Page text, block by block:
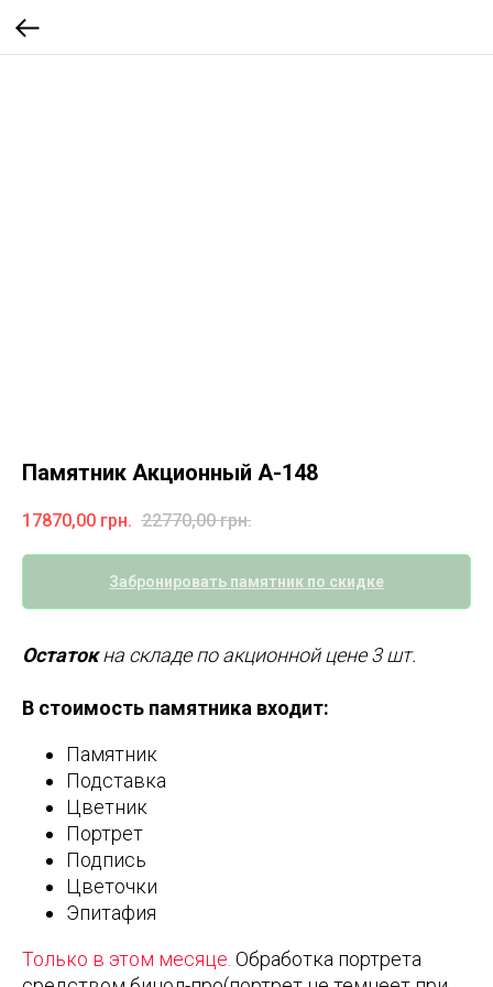
Памятник Акционный А-148
17870,00 грн. 22770,00 грн.
Забронировать памятник по скидке
Остатокна складе по акционной цене 3 шт.
В стоимость памятника входит:
Памятник
Подставка
Цветник
Портрет
Подпись
Цветочки
Эпитафия
Только в этом месяце. Обработка портрета